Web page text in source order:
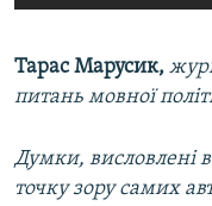
Тарас Марусик,
питань мовної
Думки, висловлені
точку зору самих